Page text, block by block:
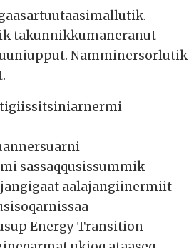
takunnikkumaneranut
Namminersorlutik
sassaqqusissummik
aalajangiinermiit
Energy Transition